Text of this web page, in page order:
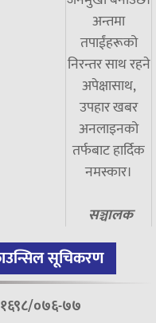
अन्तमा
तपाईंहरूको
निरन्तर साथ रहने
अपेक्षासाथ,
उपहार खबर
अनलाइनको
तर्फबाट हार्दिक
नमस्कार।
सञ्चालक
सूचिकरण
१६९८/०७६-७७